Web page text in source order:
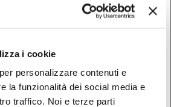
i cookie
personalizzare contenuti e
la funzionalità dei social media e
traffico. Noi e terze parti